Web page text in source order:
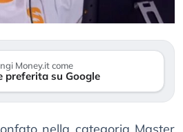
Money.it come
preferita su Google